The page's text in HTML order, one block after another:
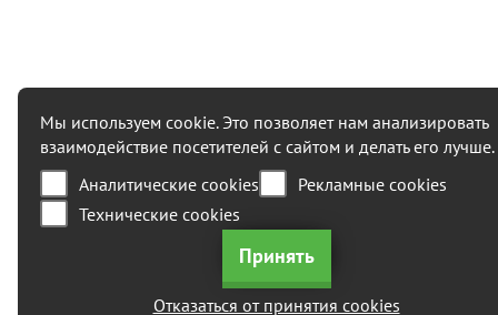
Мы используем cookie. Это позволяет нам анализировать
взаимодействие посетителей с сайтом и делать его лучше.
Аналитические cookies
Рекламные cookies
Технические cookies
Отказаться от принятия cookies